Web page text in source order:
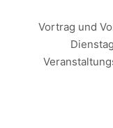
Vortrag und